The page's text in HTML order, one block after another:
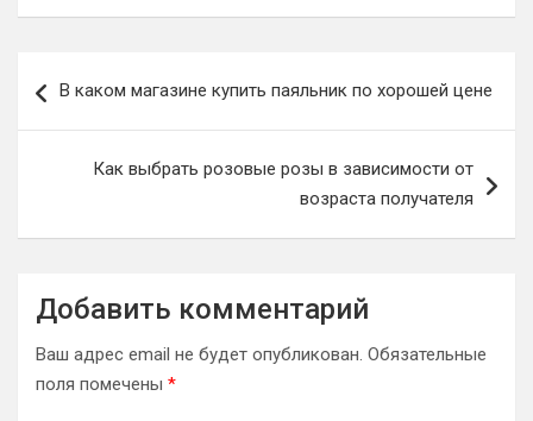
по
В каком магазине купить паяльник по хорошей цене
Как выбрать розовые розы в зависимости от
возраста получателя
Добавить комментарий
Ваш адрес email не будет опубликован. Обязательные
поля помечены *